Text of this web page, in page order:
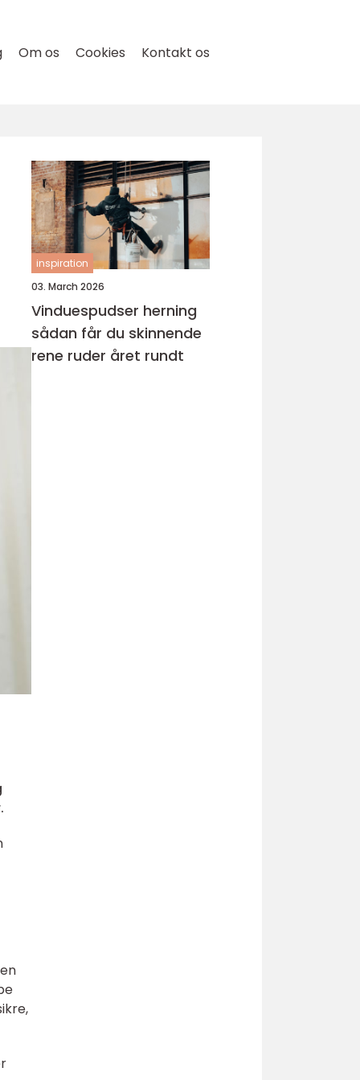
Om os Cookies Kontakt os
inspiration
03. March 2026
Vinduespudser herning
sådan får du skinnende
rene ruder året rundt